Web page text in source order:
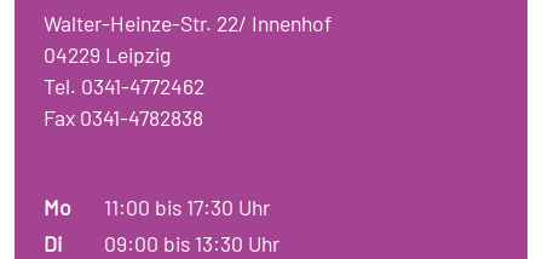
Walter-Heinze-Str. 22/ Innenhof
04229 Leipzig
Tel. 0341-4772462
Fax 0341-4782838
Mo
11:00 bis 17:30 Uhr
Di
09:00 bis 13:30 Uhr